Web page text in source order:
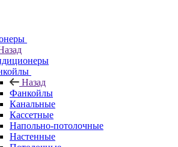
Назад
Фанкойлы
Канальные
Кассетные
Напольно-потолочные
Настенные